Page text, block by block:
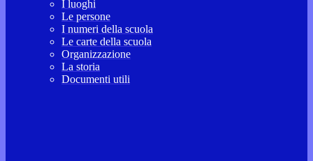
I luoghi
Le persone
I numeri della scuola
Le carte della scuola
Organizzazione
La storia
Documenti utili